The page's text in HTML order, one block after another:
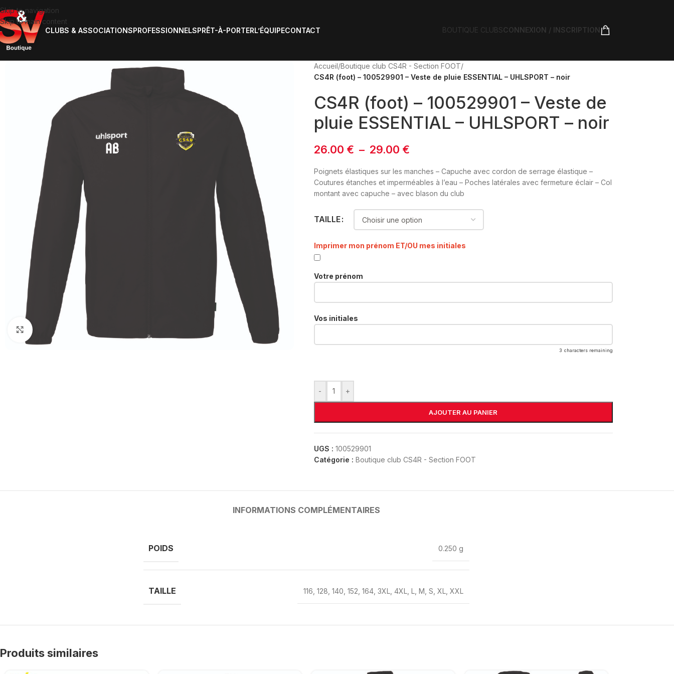
Skip to navigation
Skip to main content
CLUBS & ASSOCIATIONSPROFESSIONNELSPRÊT-À-PORTERL’ÉQUIPECONTACT BOUTIQUE CLUBSCONNEXION / INSCRIPTION
Click to enlarge
Accueil/Boutique club CS4R - Section FOOT/
CS4R (foot) – 100529901 – Veste de pluie ESSENTIAL – UHLSPORT – noir
CS4R (foot) – 100529901 – Veste de
pluie ESSENTIAL – UHLSPORT – noir
26.00 € – 29.00 €
Poignets élastiques sur les manches – Capuche avec cordon de serrage élastique –
Coutures étanches et imperméables à l’eau – Poches latérales avec fermeture éclair – Col
montant avec capuche – avec blason du club
TAILLE
Imprimer mon prénom ET/OU mes initiales
Votre prénom
Vos initiales
3 characters remaining
- +
AJOUTER AU PANIER
UGS : 100529901
Catégorie : Boutique club CS4R - Section FOOT
INFORMATIONS COMPLÉMENTAIRES
POIDS 0.250 g
TAILLE 116 128 140 152 164 3XL 4XL L M S XL XXL
Produits similaires